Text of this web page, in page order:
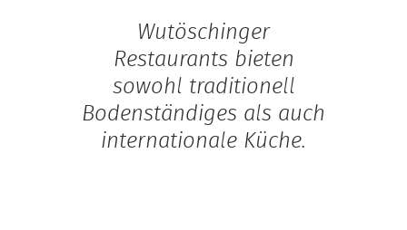
Wutöschinger
Restaurants bieten
sowohl traditionell
Bodenständiges als auch
internationale Küche.